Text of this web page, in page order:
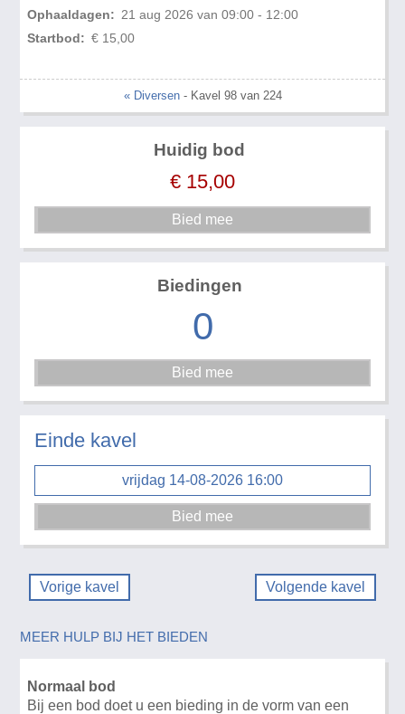
Ophaaldagen: 21 aug 2026 van 09:00 - 12:00
Startbod: € 15,00
« Diversen- Kavel 98 van 224
Huidig bod
€ 15,00
Biedingen
0
Einde kavel
vrijdag 14-08-2026 16:00
Vorige kavel Volgende kavel
MEER HULP BIJ HET BIEDEN
Normaal bod
Bij een bod doet u een bieding in de vorm van een